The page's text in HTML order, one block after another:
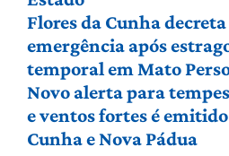
Flores da Cunha
emergência após
temporal em Mato
Novo alerta para
e ventos fortes é
Cunha e Nova Pádua